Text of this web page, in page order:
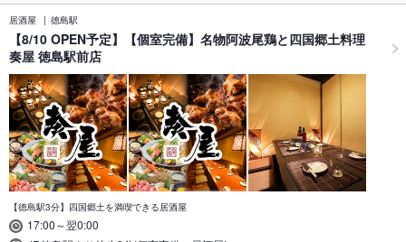
居酒屋 徳島駅
【8/10 OPEN予定】【個室完備】名物阿波尾鶏と四国郷土料理
奏屋 徳島駅前店
【徳島駅3分】四国郷土を満喫できる居酒屋
17:00～翌0:00